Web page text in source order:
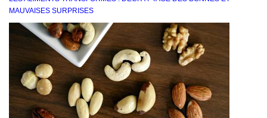
MAUVAISES SURPRISES